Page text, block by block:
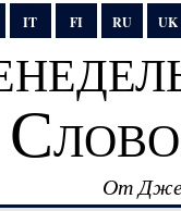
IT FI RU UK
Слово
От